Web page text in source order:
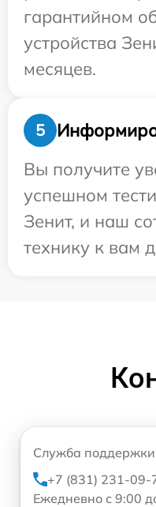
гарантийном
устройства
месяцев.
5
Вы получите
успешном
Зенит, и наш
технику к вам
Служба поддержки
+7 (831) 231-09-
Ежедневно с 9:00